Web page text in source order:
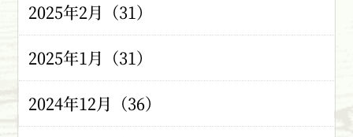
2025年2月（31）
2025年1月（31）
2024年12月（36）